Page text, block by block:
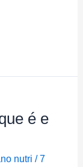
é e
nutri/7